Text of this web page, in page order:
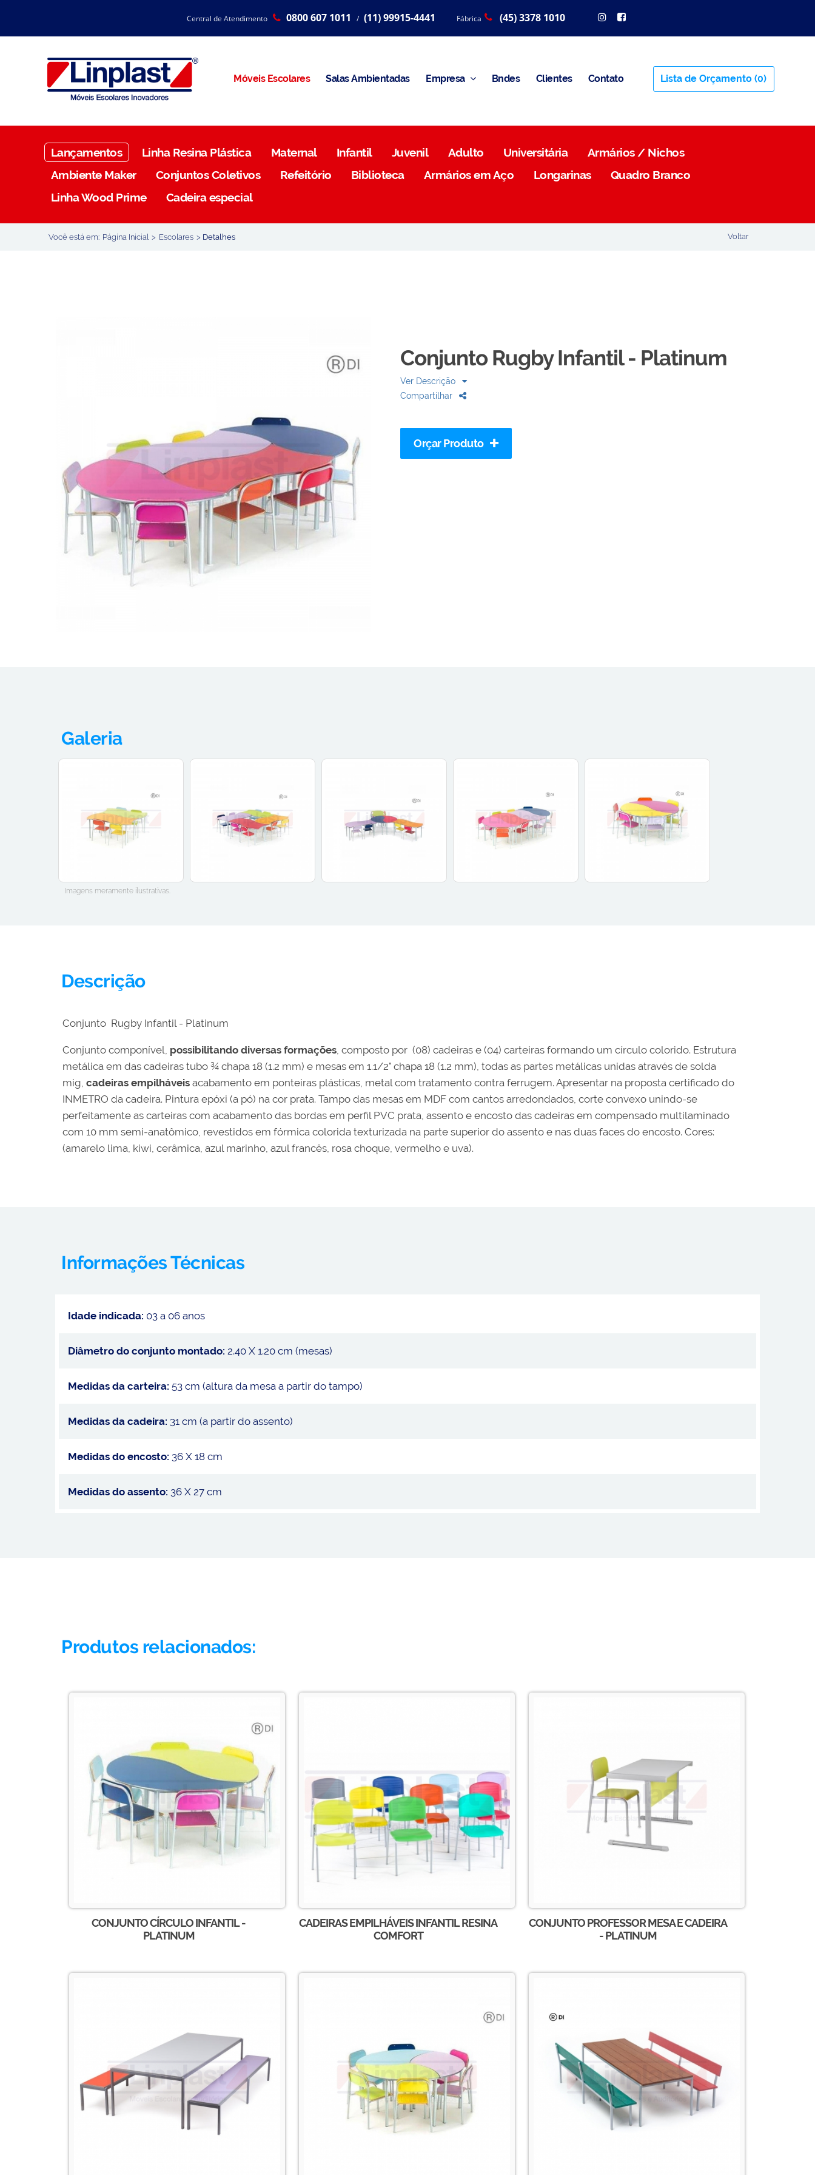
Central de Atendimento 0800 607 1011 / (11) 99915-4441 Fábrica (45) 3378 1010
Móveis Escolares Salas Ambientadas Empresa Bndes Clientes Contato Lista de Orçamento (0)
Lançamentos Linha Resina Plástica Maternal Infantil Juvenil Adulto Universitária
Armários / Nichos
Ambiente Maker
Conjuntos Coletivos Refeitório Biblioteca Armários em Aço Longarinas
Quadro Branco
Linha Wood Prime
Cadeira especial
Você está em: Página Inicial > Escolares > Detalhes Voltar
Conjunto Rugby Infantil - Platinum
Ver Descrição
Compartilhar
Orçar Produto
Galeria
Imagens meramente ilustrativas.
Descrição
Conjunto Rugby Infantil - Platinum
Conjunto componível, possibilitando diversas formações, composto por (08) cadeiras e (04) carteiras formando um círculo colorido. Estrutura
metálica em das cadeiras tubo ¾ chapa 18 (1.2 mm) e mesas em 1.1/2" chapa 18 (1.2 mm), todas as partes metálicas unidas através de solda
mig, cadeiras empilháveisacabamento em ponteiras plásticas, metal com tratamento contra ferrugem. Apresentar na proposta certificado do
INMETRO da cadeira. Pintura epóxi (a pó) na cor prata. Tampo das mesas em MDF com cantos arredondados, corte convexo unindo-se
perfeitamente as carteiras com acabamento das bordas em perfil PVC prata, assento e encosto das cadeiras em compensado multilaminado
com 10 mm semi-anatômico, revestidos em fórmica colorida texturizada na parte superior do assento e nas duas faces do encosto. Cores:
(amarelo lima, kiwi, cerâmica, azul marinho, azul francês, rosa choque, vermelho e uva).
Informações Técnicas
Idade indicada: 03 a 06 anos
Diâmetro do conjunto montado: 2.40 X 1.20 cm (mesas)
Medidas da carteira: 53 cm (altura da mesa a partir do tampo)
Medidas da cadeira: 31 cm (a partir do assento)
Medidas do encosto: 36 X 18 cm
Medidas do assento: 36 X 27 cm
Produtos relacionados:
CONJUNTO CÍRCULO INFANTIL -
PLATINUM
CADEIRAS EMPILHÁVEIS INFANTIL RESINA
COMFORT
CONJUNTO PROFESSOR MESA E CADEIRA
- PLATINUM
Linha Resina Plástica
Universitária
Armários / Nichos
Conjuntos Coletivos
SOBRE A EMPRESA